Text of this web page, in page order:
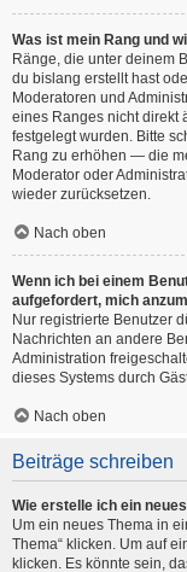
Was ist mein Rang und
Ränge, die unter deinem
du bislang erstellt hast
Moderatoren und
eines Ranges nicht direkt
festgelegt wurden. Bitte
Rang zu erhöhen — die
Moderator oder
wieder zurücksetzen.
Nach oben
Wenn ich bei einem
aufgefordert, mich
Nur registrierte Benutzer
Nachrichten an andere
Administration
dieses Systems durch
Nach oben
Beiträge schreiben
Wie erstelle ich ein
Um ein neues Thema in
Thema“ klicken. Um auf
klicken. Es könnte sein,